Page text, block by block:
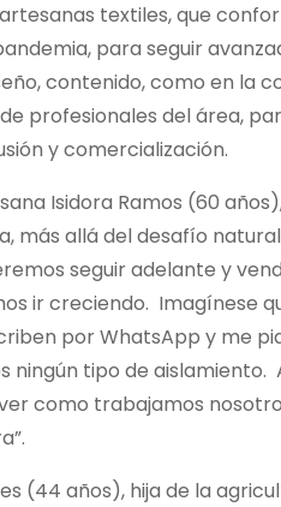
textiles, que
para seguir
contenido, como en la
profesionales del área,
y comercialización.
Isidora Ramos (60
más allá del desafío
seguir adelante y
ir creciendo. Imagínese
por WhatsApp y me
tipo de aislamiento.
como trabajamos
(44 años), hija de la